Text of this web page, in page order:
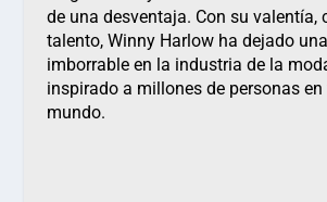
de una desventaja. Con su valentía,
talento, Winny Harlow ha dejado
imborrable en la industria de la
inspirado a millones de personas en
mundo.